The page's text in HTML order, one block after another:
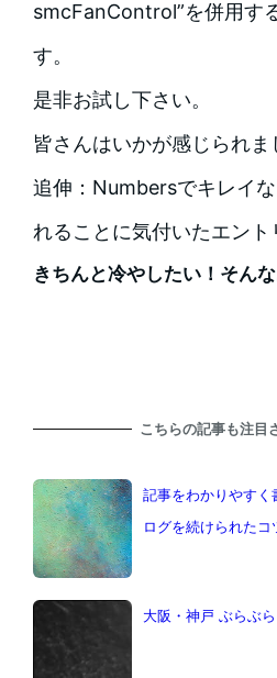
smcFanControl”を併用す
す。
是非お試し下さい。
皆さんはいかが感じられま
追伸：Numbersでキレイ
れることに気付いたエント
きちんと冷やしたい！そん
こちらの記事も注目
記事をわかりやすく
ログを続けられたコ
大阪・神戸 ぶらぶ